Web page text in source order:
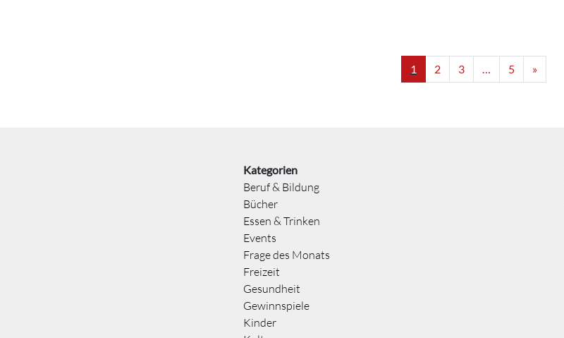
1 2 3 5 »
Kategorien
Beruf & Bildung
Bücher
Essen & Trinken
Events
Frage des Monats
Freizeit
Gesundheit
Gewinnspiele
Kinder